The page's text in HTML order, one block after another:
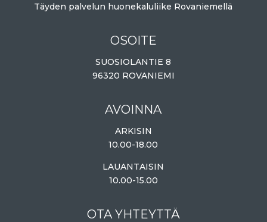
Täyden palvelun huonekaluliike Rovaniemellä
OSOITE
SUOSIOLANTIE 8
96320 ROVANIEMI
AVOINNA
ARKISIN
10.00-18.00
LAUANTAISIN
10.00-15.00
OTA YHTEYTTÄ